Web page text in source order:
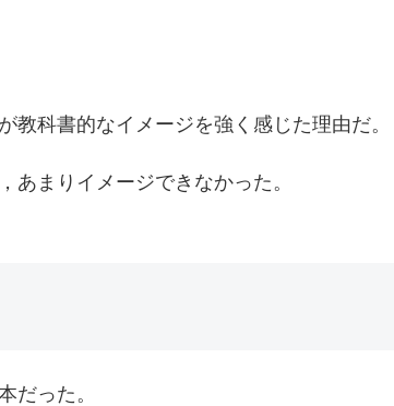
科書的なイメージを強く感じた理由だ。
あまりイメージできなかった。
だった。